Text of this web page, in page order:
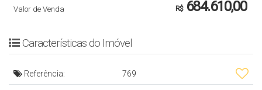
R$684.610,00
Valor de Venda
Características do Imóvel
Referência: 769